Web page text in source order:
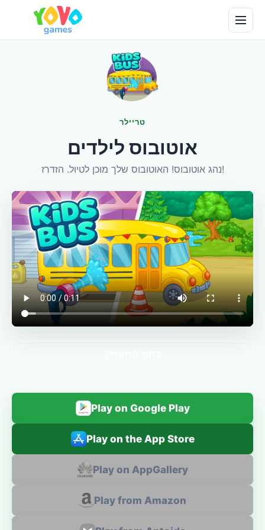
טריילר
אוטובוס לילדים
נהג אוטובוס! האוטובוס שלך מוכן לטיול. הזדרז!
Play on Google Play
Play on the App Store
Play on AppGallery
Play from Amazon